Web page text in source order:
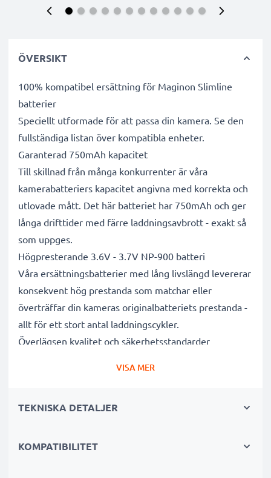
ÖVERSIKT
100% kompatibel ersättning för Maginon Slimline
batterier
Speciellt utformade för att passa din kamera. Se den
fullständiga listan över kompatibla enheter.
Garanterad 750mAh kapacitet
Till skillnad från många konkurrenter är våra
kamerabatteriers kapacitet angivna med korrekta och
utlovade mått. Det här batteriet har 750mAh och ger
långa drifttider med färre laddningsavbrott - exakt så
som uppges.
Högpresterande 3.6V - 3.7V NP-900 batteri
Våra ersättningsbatterier med lång livslängd levererar
konsekvent hög prestanda som matchar eller
överträffar din kameras originalbatteriets prestanda -
allt för ett stort antal laddningscykler.
Överlägsen kvalitet och säkerhetsstandarder
och hållet uppfylla de högsta EU- standarderna och
garanti.
VISA MER
TEKNISKA DETALJER
KOMPATIBILITET